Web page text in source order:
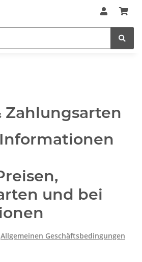
Zahlungsarten
und bei
Allgemeinen Geschäftsbedingungen